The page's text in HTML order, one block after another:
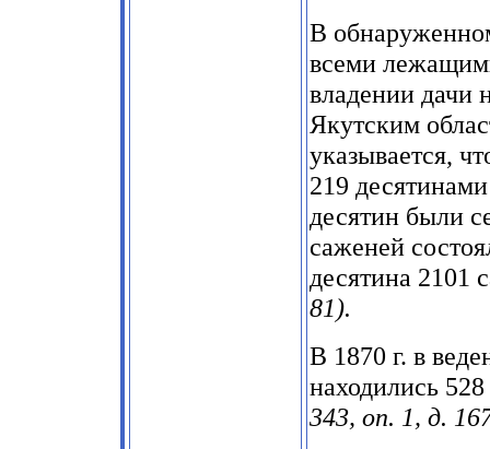
В
всеми
владении дачи
Якутским
указывается,
219
десятин были
саженей
десятина 2101
81).
В 1870 г. в
находились
343, оп. 1, д.